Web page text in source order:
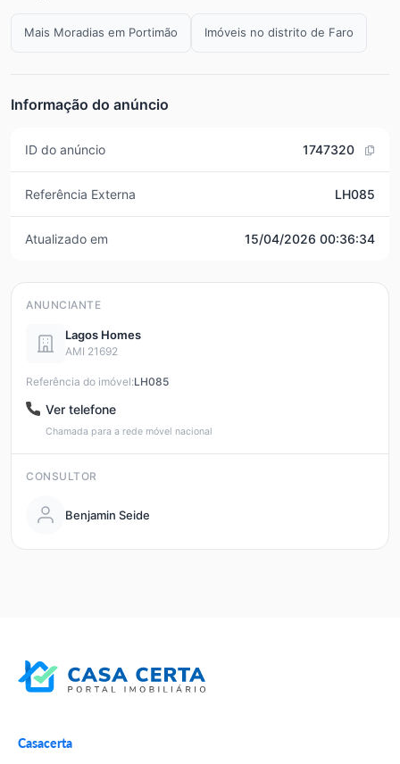
Mais Moradias em Portimão Imóveis no distrito de Faro
Informação do anúncio
ID do anúncio 1747320
Referência Externa LH085
Atualizado em 15/04/2026 00:36:34
ANUNCIANTE
Lagos Homes
AMI 21692
Referência do imóvel:LH085
Ver telefone
Chamada para a rede móvel nacional
CONSULTOR
Benjamin Seide
Casacerta